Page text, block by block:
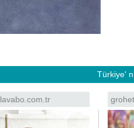
Türkiye'
lavabo.com.tr